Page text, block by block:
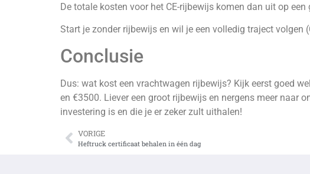
De totale kosten voor het CE-rijbewijs komen dan uit op
Start je zonder rijbewijs en wil je een volledig traject volgen
Conclusie
Dus: wat kost een vrachtwagen rijbewijs? Kijk eerst goed
en €3500. Liever een groot rijbewijs en nergens meer naar
investering is en die je er zeker zult uithalen!
VORIGE
Heftruck certificaat behalen in één dag